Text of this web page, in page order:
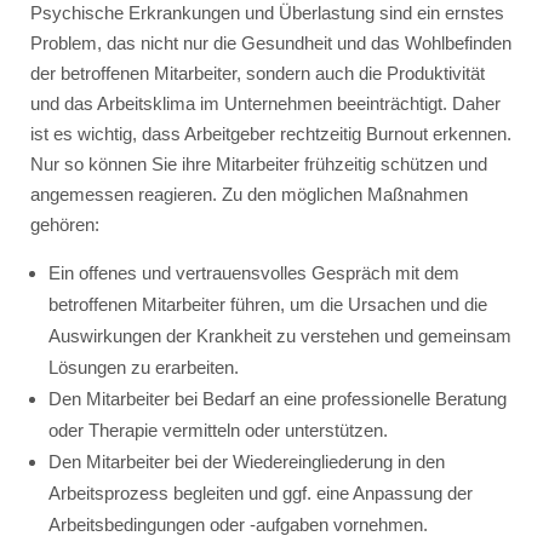
Psychische Erkrankungen und Überlastung sind ein ernstes
Problem, das nicht nur die Gesundheit und das Wohlbefinden
der betroffenen Mitarbeiter, sondern auch die Produktivität
und das Arbeitsklima im Unternehmen beeinträchtigt. Daher
ist es wichtig, dass Arbeitgeber rechtzeitig Burnout erkennen.
Nur so können Sie ihre Mitarbeiter frühzeitig schützen und
angemessen reagieren. Zu den möglichen Maßnahmen
gehören:
Ein offenes und vertrauensvolles Gespräch mit dem
betroffenen Mitarbeiter führen, um die Ursachen und die
Auswirkungen der Krankheit zu verstehen und gemeinsam
Lösungen zu erarbeiten.
Den Mitarbeiter bei Bedarf an eine professionelle Beratung
oder Therapie vermitteln oder unterstützen.
Den Mitarbeiter bei der Wiedereingliederung in den
Arbeitsprozess begleiten und ggf. eine Anpassung der
Arbeitsbedingungen oder -aufgaben vornehmen.